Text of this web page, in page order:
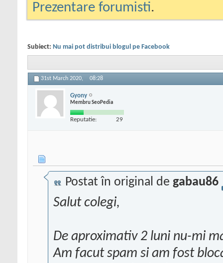
Prezentare forumisti.
Subiect: Nu mai pot distribui blogul pe Facebook
31st March 2020, 08:28
Gyony
Membru SeoPedia
Reputatie: 29
Postat în original de gabau86
Salut colegi,
De aproximativ 2 luni nu-mi
Am facut spam si am fost